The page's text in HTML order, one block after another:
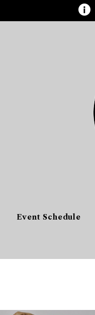
Event Schedule